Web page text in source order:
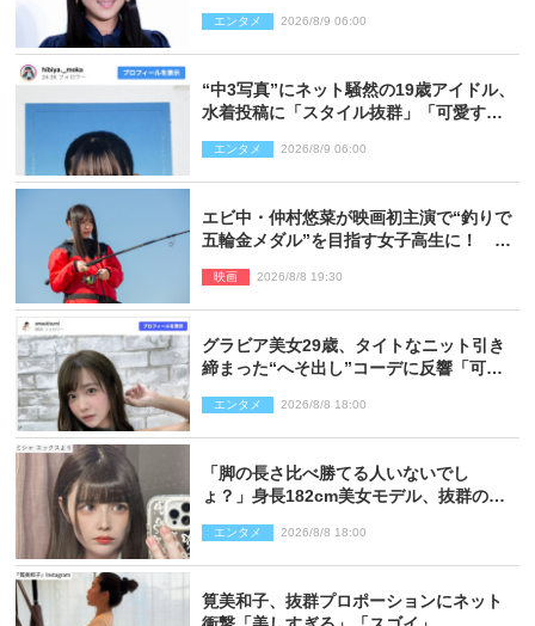
エンタメ 2026/8/9 06:00
“中3写真”にネット騒然の19歳アイドル、
水着投稿に「スタイル抜群」「可愛すぎ
エンタメ 2026/8/9 06:00
エビ中・仲村悠菜が映画初主演で“釣りで
五輪金メダル”を目指す女子高生に！ 映
映画 2026/8/8 19:30
グラビア美女29歳、タイトなニット引き
締まった“へそ出し”コーデに反響「可愛
エンタメ 2026/8/8 18:00
「脚の長さ比べ勝てる人いないでし
ょ？」身長182cm美女モデル、抜群のプ
エンタメ 2026/8/8 18:00
筧美和子、抜群プロポーションにネット